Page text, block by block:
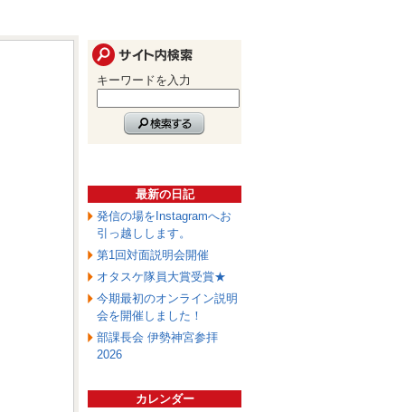
キーワードを入力
最新の日記
発信の場をInstagramへお
引っ越しします。
第1回対面説明会開催
オタスケ隊員大賞受賞★
今期最初のオンライン説明
会を開催しました！
部課長会 伊勢神宮参拝
2026
カレンダー